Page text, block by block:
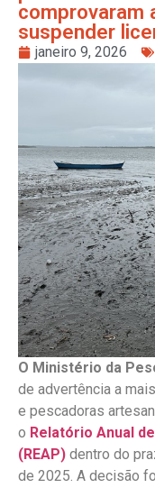
comprovaram
suspender
janeiro 9, 2026
O Ministério da
de advertência a
e pescadoras
o Relatório Anual
(REAP) dentro do
de 2025. A decisão